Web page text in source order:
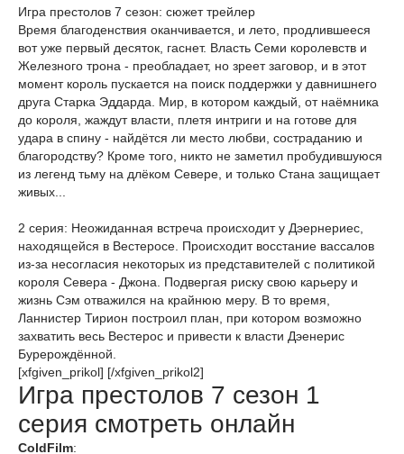
Игра престолов 7 сезон: сюжет трейлер
Время благоденствия оканчивается, и лето, продлившееся
вот уже первый десяток, гаснет. Власть Семи королевств и
Железного трона - преобладает, но зреет заговор, и в этот
момент король пускается на поиск поддержки у давнишнего
друга Старка Эддарда. Мир, в котором каждый, от наёмника
до короля, жаждут власти, плетя интриги и на готове для
удара в спину - найдётся ли место любви, состраданию и
благородству? Кроме того, никто не заметил пробудившуюся
из легенд тьму на длёком Севере, и только Стана защищает
живых...
2 серия: Неожиданная встреча происходит у Дэернериес,
находящейся в Вестеросе. Происходит восстание вассалов
из-за несогласия некоторых из представителей с политикой
короля Севера - Джона. Подвергая риску свою карьеру и
жизнь Сэм отважился на крайнюю меру. В то время,
Ланнистер Тирион построил план, при котором возможно
захватить весь Вестерос и привести к власти Дэенерис
Бурерождённой.
[xfgiven_prikol] [/xfgiven_prikol2]
Игра престолов 7 сезон 1
серия смотреть онлайн
ColdFilm: